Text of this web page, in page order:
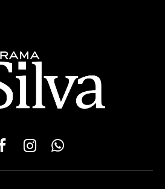
FacebookInstagramWhatsApp